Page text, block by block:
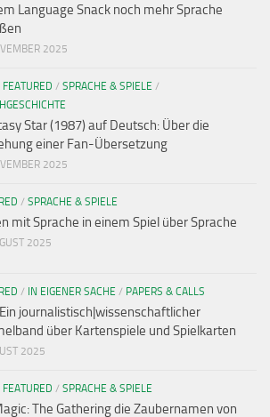
Language Snack noch mehr Sprache
2025
FEATURED / SPRACHE & SPIELE /
Star (1987) auf Deutsch: Über die
einer Fan-Übersetzung
2025
/ SPRACHE & SPIELE
mit Sprache in einem Spiel über Sprache
2025
/ IN EIGENER SACHE / PAPERS & CALLS
journalistisch|wissenschaftlicher
über Kartenspiele und Spielkarten
2025
FEATURED / SPRACHE & SPIELE
The Gathering die Zaubernamen von